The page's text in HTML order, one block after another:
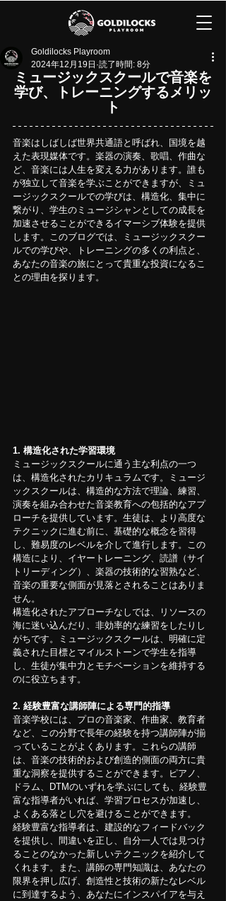
Goldilocks Playroom
2024年12月19日 読了時間: 8分
ミュージックスクールで音楽を
学び、トレーニングするメリッ
ト
音楽はしばしば世界共通語と呼ばれ、国境を越
えた表現媒体です。楽器の演奏、歌唱、作曲な
ど、音楽には人生を変える力があります。誰も
が独立して音楽を学ぶことができますが、ミュ
ージックスクールでの学びは、構造化、集中に
繋がり、学生のミュージシャンとしての成長を
加速させることができるイマーシブ体験を提供
します。このブログでは、ミュージックスクー
ルでの学びや、トレーニングの多くの利点と、
あなたの音楽の旅にとって貴重な投資になるこ
との理由を探ります。
1. 構造化された学習環境
ミュージックスクールに通う主な利点の一つ
は、構造化されたカリキュラムです。ミュージ
ックスクールは、構造的な方法で理論、練習、
演奏を組み合わせた音楽教育への包括的なアプ
ローチを提供しています。生徒は、より高度な
テクニックに進む前に、基礎的な概念を習得
し、難易度のレベルを介して進行します。この
構造により、イヤートレーニング、読譜（サイ
トリーディング）、楽器の技術的な習熟など、
音楽の重要な側面が見落とされることはありま
せん。
構造化されたアプローチなしでは、リソースの
海に迷い込んだり、非効率的な練習をしたりし
がちです。ミュージックスクールは、明確に定
義された目標とマイルストーンで学生を指導
し、生徒が集中力とモチベーションを維持する
のに役立ちます。
2. 経験豊富な講師陣による専門的指導
音楽学校には、プロの音楽家、作曲家、教育者
など、この分野で長年の経験を持つ講師陣が揃
っていることがよくあります。これらの講師
は、音楽の技術的および創造的側面の両方に貴
重な洞察を提供することができます。ピアノ、
ドラム、DTMのいずれを学ぶにしても、経験豊
富な指導者がいれば、学習プロセスが加速し、
よくある落とし穴を避けることができます。
経験豊富な指導者は、建設的なフィードバック
を提供し、間違いを正し、自分一人では見つけ
ることのなかった新しいテクニックを紹介して
くれます。また、講師の専門知識は、あなたの
限界を押し広げ、創造性と技術の新たなレベル
に到達するよう、あなたにインスパイアを与え